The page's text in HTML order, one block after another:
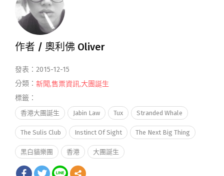
作者 / 奧利佛 Oliver
發表：2015-12-15
分類： 新聞,售票資訊,大團誕生
標籤：
香港大團誕生 Jabin Law Tux Stranded Whale
The Sulis Club Instinct Of Sight The Next Big Thing
黑白貓樂團 香港 大團誕生